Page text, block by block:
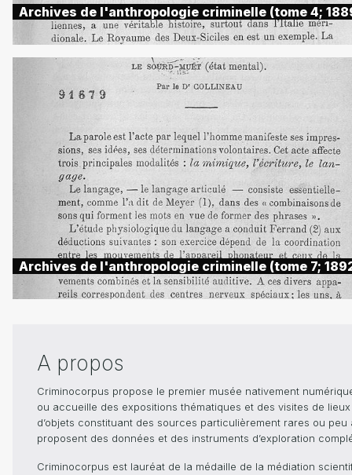
Archives de l'anthropologie criminelle (tome 4;
Archives de l'anthropologie criminelle (tome 7;
A propos
Criminocorpus propose le premier musée nativement
ou accueille des expositions thématiques et des visites de
d’objets constituant des sources particulièrement rares ou
proposent des données et des instruments d’exploration
Criminocorpus est lauréat de la médaille de la médiation